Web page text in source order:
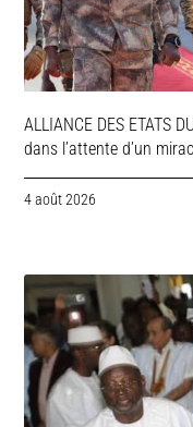
ALLIANCE DES ETATS
dans l’attente d’un
4 août 2026